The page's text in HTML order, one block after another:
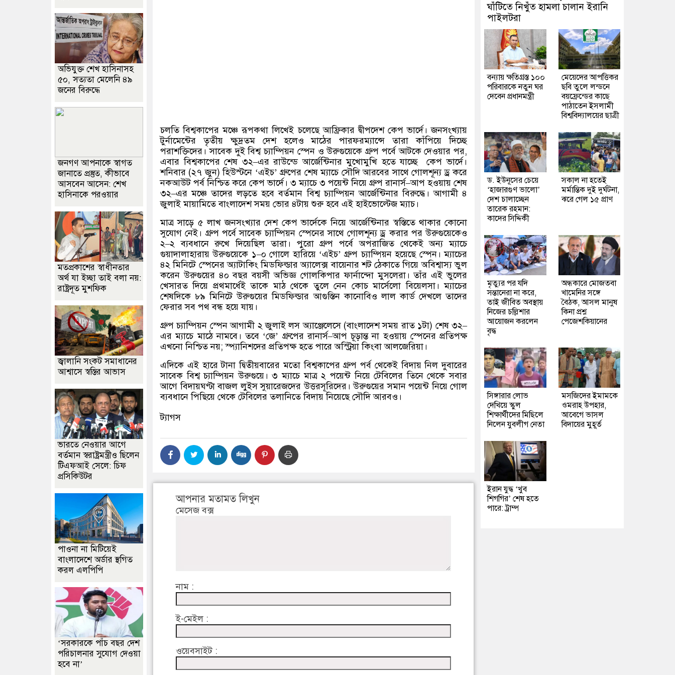
চলতি বিশ্বকাপের মঞ্চে রূপকথা লিখেই চলেছে আফ্রিকার দ্বীপদেশ কেপ ভার্দে। জনসংখ্যায়
টুর্নামেন্টের তৃতীয় ক্ষুদ্রতম দেশ হলেও মাঠের পারফরম্যান্সে তারা কাঁপিয়ে দিচ্ছে
পরাশক্তিদের। সাবেক দুই বিশ্ব চ্যাম্পিয়ন স্পেন ও উরুগুয়েকে গ্রুপ পর্বে আটকে দেওয়ার পর,
এবার বিশ্বকাপের শেষ ৩২–এর রাউন্ডে আর্জেন্টিনার মুখোমুখি হতে যাচ্ছে
কেপ ভার্দে।
শনিবার (২৭ জুন)হিউস্টনে ‘এইচ’গ্রুপের শেষ ম্যাচে সৌদি আরবের সাথে গোলশূন্য ড্র করে
নকআউট পর্ব নিশ্চিত করে কেপ ভার্দে। ৩ ম্যাচে ৩ পয়েন্ট নিয়ে গ্রুপ রানার্স–আপ হওয়ায় শেষ
৩২–এর মঞ্চে তাদের লড়তে হবে বর্তমান বিশ্ব চ্যাম্পিয়ন আর্জেন্টিনার বিরুদ্ধে। আগামী ৪
জুলাই মায়ামিতে বাংলাদেশ সময় ভোর ৪টায় শুরু হবে এই হাইভোল্টেজ ম্যাচ।
মাত্র সাড়ে ৫ লাখ জনসংখ্যার দেশ কেপ ভার্দেকে নিয়ে আর্জেন্টিনার স্বস্তিতে থাকার কোনো
সুযোগ নেই। গ্রুপ পর্বে সাবেক চ্যাম্পিয়ন স্পেনের সাথে গোলশূন্য ড্র করার পর উরুগুয়েকেও
২–২ ব্যবধানে রুখে দিয়েছিল তারা। পুরো গ্রুপ পর্বে অপরাজিত থেকেই অন্য ম্যাচে
গুয়াদালাহারায় উরুগুয়েকে ১–০ গোলে হারিয়ে‘এইচ’গ্রুপ চ্যাম্পিয়ন হয়েছে স্পেন। ম্যাচের
৪২ মিনিটে স্পেনের অ্যাটাকিং মিডফিল্ডার অ্যালেক্স বায়েনার শট ঠেকাতে গিয়ে অবিশ্বাস্য ভুল
করেন উরুগুয়ের ৪০ বছর বয়সী অভিজ্ঞ গোলকিপার ফার্নান্দো মুসলেরা। তাঁর এই ভুলের
খেসারত দিয়ে প্রথমার্ধেই তাকে মাঠ থেকে তুলে নেন কোচ মার্সেলো বিয়েলসা। ম্যাচের
শেষদিকে ৮৯ মিনিটে উরুগুয়ের মিডফিল্ডার আগুস্তিন কানোবিও লাল কার্ড দেখলে তাদের
ফেরার সব পথ বন্ধ হয়ে যায়।
গ্রুপ চ্যাম্পিয়ন স্পেন আগামী ২ জুলাই লস অ্যাঞ্জেলেসে(বাংলাদেশ সময় রাত ১টা) শেষ ৩২–
এর ম্যাচে মাঠে নামবে। তবে ‘জে’ গ্রুপের রানার্স–আপ চূড়ান্ত না হওয়ায় স্পেনের প্রতিপক্ষ
এখনো নিশ্চিত নয়;স্প্যানিশদের প্রতিপক্ষ হতে পারে অস্ট্রিয়া কিংবা আলজেরিয়া।
এদিকে এই হারে টানা দ্বিতীয়বারের মতো বিশ্বকাপের গ্রুপ পর্ব থেকেই বিদায় নিল দুবারের
সাবেক বিশ্ব চ্যাম্পিয়ন উরুগুয়ে। ৩ ম্যাচে মাত্র ২ পয়েন্ট নিয়ে টেবিলের তিনে থেকে সবার
আগে বিদায়ঘণ্টা বাজল লুইস সুয়ারেজদের উত্তরসূরিদের। উরুগুয়ের সমান পয়েন্ট নিয়ে গোল
ব্যবধানে পিছিয়ে থেকে টেবিলের তলানিতে বিদায় নিয়েছে সৌদি আরবও।
ট্যাগস
আপনার মতামত লিখুন
মেসেজ বক্স
নাম :
ই-মেইল :
ওয়েবসাইট :
অভিযুক্ত শেখ হাসিনাসহ
৫০, সত্যতা মেলেনি ৪৯
জনের বিরুদ্ধে
জনগণ আপনাকে স্বাগত
জানাতে প্রস্তুত, কীভাবে
আসবেন আসেন: শেখ
হাসিনাকে পরওয়ার
মতপ্রকাশের স্বাধীনতার
অর্থ যা ইচ্ছা তাই বলা নয়:
রাষ্ট্রদূত মুশফিক
জ্বালানি সংকট সমাধানের
আশ্বাসে স্বস্তির আভাস
ভারতে নেওয়ার আগে
বর্তমান স্বরাষ্ট্রমন্ত্রীও ছিলেন
টিএফআই সেলে: চিফ
প্রসিকিউটর
পাওনা না মিটিয়েই
বাংলাদেশে অর্ডার স্থগিত
করল এলপিপি
‘সরকারকে পাঁচ বছর দেশ
পরিচালনার সুযোগ দেওয়া
হবে না’
ঘাঁটিতে নিখুঁত হামলা চালান ইরানি
পাইলটরা
বন্যায় ক্ষতিগ্রস্ত ১০০
পরিবারকে নতুন ঘর
দেবেন প্রধানমন্ত্রী
মেয়েদের আপত্তিকর
ছবি তুলে লন্ডনে
বয়ফ্রেন্ডের কাছে
পাঠাতেন ইসলামী
বিশ্ববিদ্যালয়ের ছাত্রী
ড. ইউনূসের চেয়ে
‘হাজারগুণ ভালো’
দেশ চালাচ্ছেন
তারেক রহমান:
কাদের সিদ্দিকী
সকাল না হতেই
মর্মান্তিক দুই দুর্ঘটনা,
ঝরে গেল ১৫ প্রাণ
মৃত্যুর পর যদি
সন্তানেরা না করে,
তাই জীবিত অবস্থায়
নিজের চল্লিশার
আয়োজন করলেন
বৃদ্ধ
অন্ধকারে মোজতবা
খামেনির সঙ্গে
বৈঠক, আসল মানুষ
কিনা প্রশ্ন
পেজেশকিয়ানের
সিঙ্গারার লোভ
দেখিয়ে স্কুল
শিক্ষার্থীদের মিছিলে
নিলেন যুবলীগ নেতা
মসজিদের ইমামকে
ওমরাহ উপহার,
আবেগে ভাসল
বিদায়ের মুহূর্ত
ইরান যুদ্ধ ‘খুব
শিগগির’ শেষ হতে
পারে: ট্রাম্প